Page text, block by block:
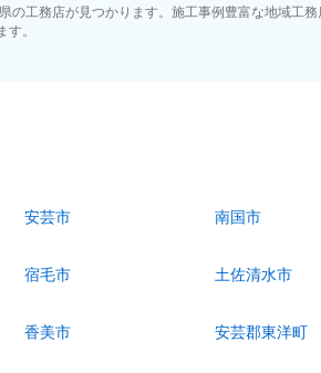
の工務店が見つかります。施工事例豊富な地域工務
。
安芸市 南国市
宿毛市 土佐清水市
香美市 安芸郡東洋町